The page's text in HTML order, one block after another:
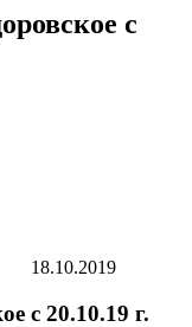
с
18.10.2019
с 20.10.19 г.